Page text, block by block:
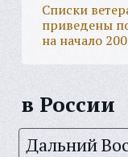
Списки
приведены
на начало
в России
Дальний